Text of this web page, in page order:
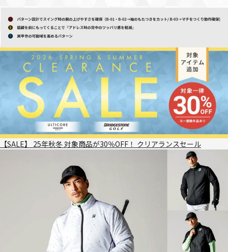
【SALE】 25年秋冬 対象商品が30％OFF！ クリアランスセール